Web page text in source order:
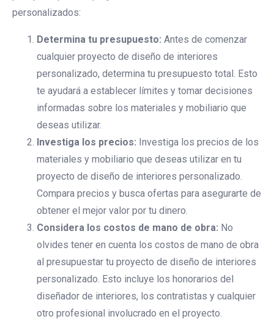
personalizados:
Determina tu presupuesto: Antes de comenzar
cualquier proyecto de diseño de interiores
personalizado, determina tu presupuesto total. Esto
te ayudará a establecer límites y tomar decisiones
informadas sobre los materiales y mobiliario que
deseas utilizar.
Investiga los precios: Investiga los precios de los
materiales y mobiliario que deseas utilizar en tu
proyecto de diseño de interiores personalizado.
Compara precios y busca ofertas para asegurarte de
obtener el mejor valor por tu dinero.
Considera los costos de mano de obra: No
olvides tener en cuenta los costos de mano de obra
al presupuestar tu proyecto de diseño de interiores
personalizado. Esto incluye los honorarios del
diseñador de interiores, los contratistas y cualquier
otro profesional involucrado en el proyecto.